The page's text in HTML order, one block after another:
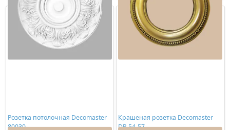
Розетка потолочная Decomaster
80030
Крашеная розетка Decomaster
DR 54-57